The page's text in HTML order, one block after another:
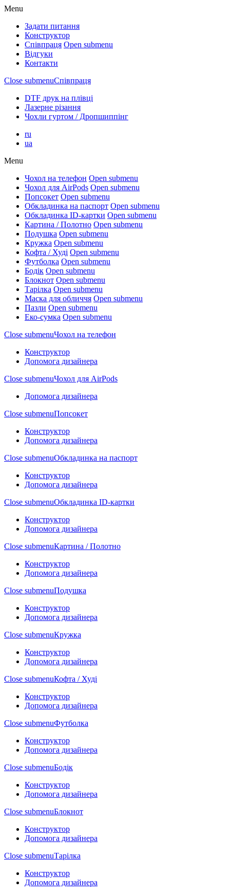
Menu
Задати питання
Конструктор
Співпраця Open submenu
Відгуки
Контакти
Close submenuСпівпраця
DTF друк на плівці
Лазерне різання
Чохли гуртом / Дропшиппінг
ru
ua
Menu
Чохол на телефон Open submenu
Чохол для AirPods Open submenu
Попсокет Open submenu
Обкладинка на паспорт Open submenu
Обкладинка ID-картки Open submenu
Картина / Полотно Open submenu
Подушка Open submenu
Кружка Open submenu
Кофта / Худі Open submenu
Футболка Open submenu
Бодік Open submenu
Блокнот Open submenu
Тарілка Open submenu
Маска для обличчя Open submenu
Пазли Open submenu
Еко-сумка Open submenu
Close submenuЧохол на телефон
Конструктор
Допомога дизайнера
Close submenuЧохол для AirPods
Допомога дизайнера
Close submenuПопсокет
Конструктор
Допомога дизайнера
Close submenuОбкладинка на паспорт
Конструктор
Допомога дизайнера
Close submenuОбкладинка ID-картки
Конструктор
Допомога дизайнера
Close submenuКартина / Полотно
Конструктор
Допомога дизайнера
Close submenuПодушка
Конструктор
Допомога дизайнера
Close submenuКружка
Конструктор
Допомога дизайнера
Close submenuКофта / Худі
Конструктор
Допомога дизайнера
Close submenuФутболка
Конструктор
Допомога дизайнера
Close submenuБодік
Конструктор
Допомога дизайнера
Close submenuБлокнот
Конструктор
Допомога дизайнера
Close submenuТарілка
Конструктор
Допомога дизайнера